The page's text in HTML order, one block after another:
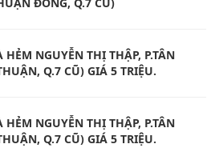
HẺM NGUYỄN THỊ THẬP, P.TÂN
Q.7 CŨ) GIÁ 5 TRIỆU.
HẺM NGUYỄN THỊ THẬP, P.TÂN
Q.7 CŨ) GIÁ 5 TRIỆU.